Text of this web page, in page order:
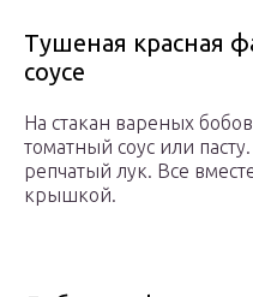
Тушеная красная
соусе
На стакан вареных
томатный соус или
репчатый лук. Все
крышкой.